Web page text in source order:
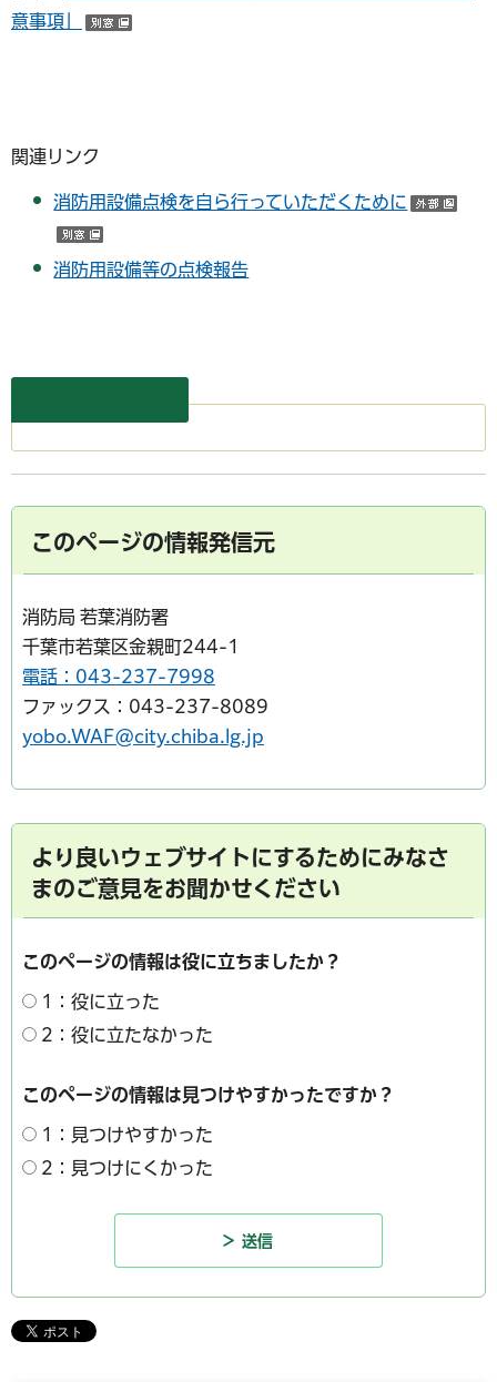
意事項」
関連リンク
消防用設備点検を自ら行っていただくために
消防用設備等の点検報告
このページの情報発信元
消防局 若葉消防署
千葉市若葉区金親町244-1
電話：043-237-7998
ファックス：043-237-8089
yobo.WAF@city.chiba.lg.jp
より良いウェブサイトにするためにみなさ
まのご意見をお聞かせください
このページの情報は役に立ちましたか？
1：役に立った
2：役に立たなかった
このページの情報は見つけやすかったですか？
1：見つけやすかった
2：見つけにくかった